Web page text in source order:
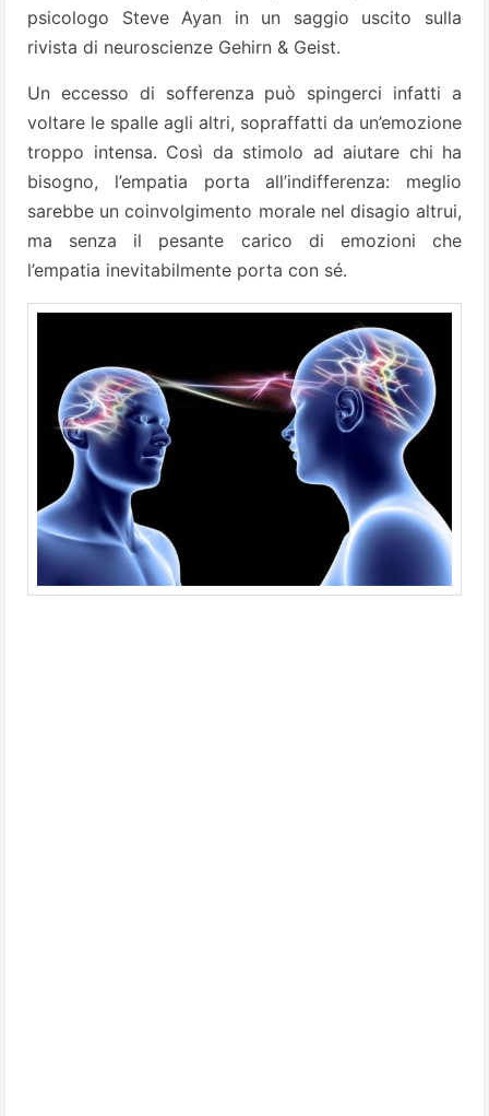
psicologo Steve Ayan in un saggio uscito sulla
rivista di neuroscienze Gehirn & Geist.
Un eccesso di sofferenza può spingerci infatti a
voltare le spalle agli altri, sopraffatti da un’emozione
troppo intensa. Così da stimolo ad aiutare chi ha
bisogno, l’empatia porta all’indifferenza: meglio
sarebbe un coinvolgimento morale nel disagio altrui,
ma senza il pesante carico di emozioni che
l’empatia inevitabilmente porta con sé.